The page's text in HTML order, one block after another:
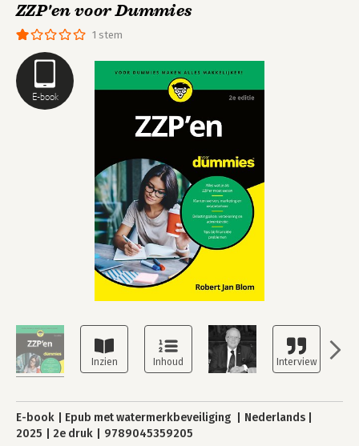
E-book
1 stem
ZZP'en voor Dummies
E-book Epub met watermerkbeveiliging
Nederlands
2025
2e druk 9789045359205